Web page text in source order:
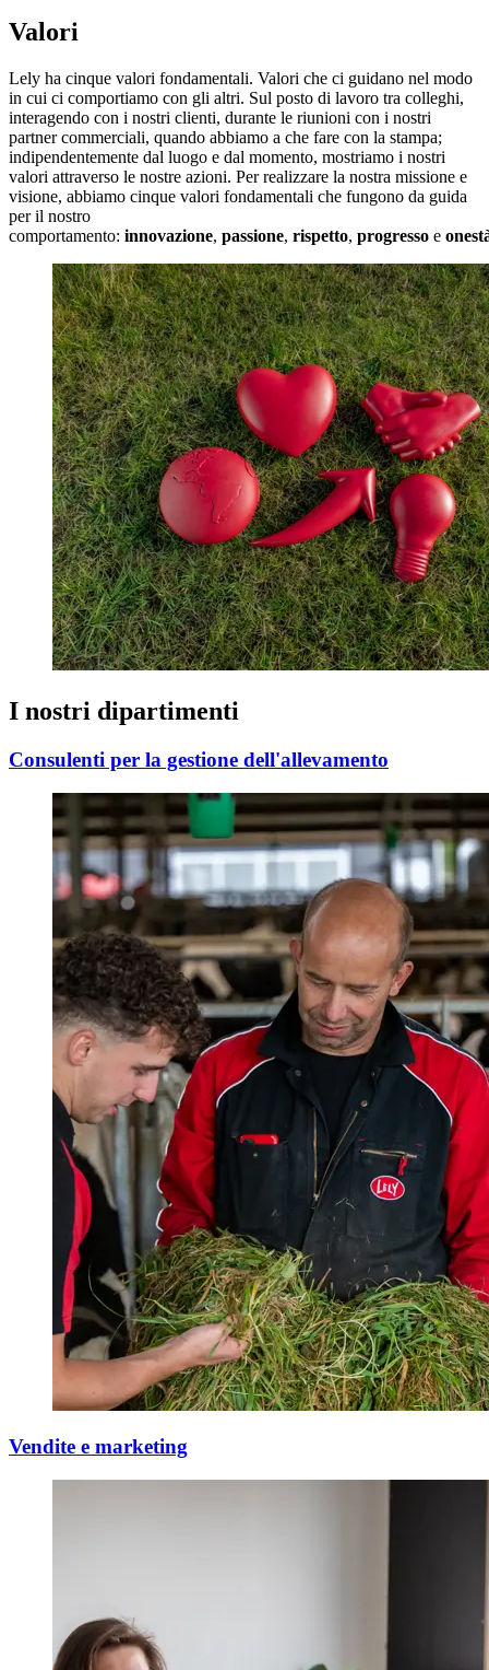
Valori
Lely ha cinque valori fondamentali. Valori che ci guidano nel modo
in cui ci comportiamo con gli altri. Sul posto di lavoro tra colleghi,
interagendo con i nostri clienti, durante le riunioni con i nostri
partner commerciali, quando abbiamo a che fare con la stampa;
indipendentemente dal luogo e dal momento, mostriamo i nostri
valori attraverso le nostre azioni. Per realizzare la nostra missione e
visione, abbiamo cinque valori fondamentali che fungono da guida
per il nostro
comportamento: innovazione, passione, rispetto, progresso e
I nostri dipartimenti
Consulenti per la gestione dell'allevamento
Vendite e marketing